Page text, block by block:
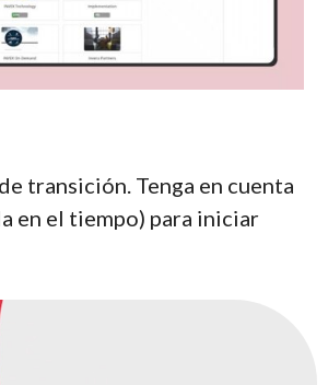
transición. Tenga en cuenta
en el tiempo) para iniciar